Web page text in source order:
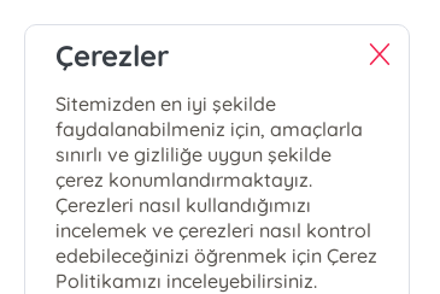
Çerezler
Sitemizden en iyi şekilde
faydalanabilmeniz için, amaçlarla
sınırlı ve gizliliğe uygun şekilde
çerez konumlandırmaktayız.
Çerezleri nasıl kullandığımızı
incelemek ve çerezleri nasıl kontrol
edebileceğinizi öğrenmek için Çerez
Politikamızı inceleyebilirsiniz.